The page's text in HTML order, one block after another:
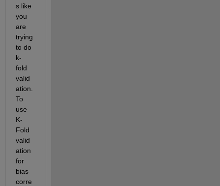
s like
you
are
trying
to do
k-
fold
valid
ation.
To
use
K-
Fold
valid
ation
for
bias
corre